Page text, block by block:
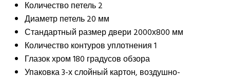
Количество петель2
Диаметр петель20 мм
Стандартный размер двери 2000х800 мм
Количество контуров уплотнения1
Глазокхром 180 градусов обзора
Упаковка3-х слойный картон, воздушно-